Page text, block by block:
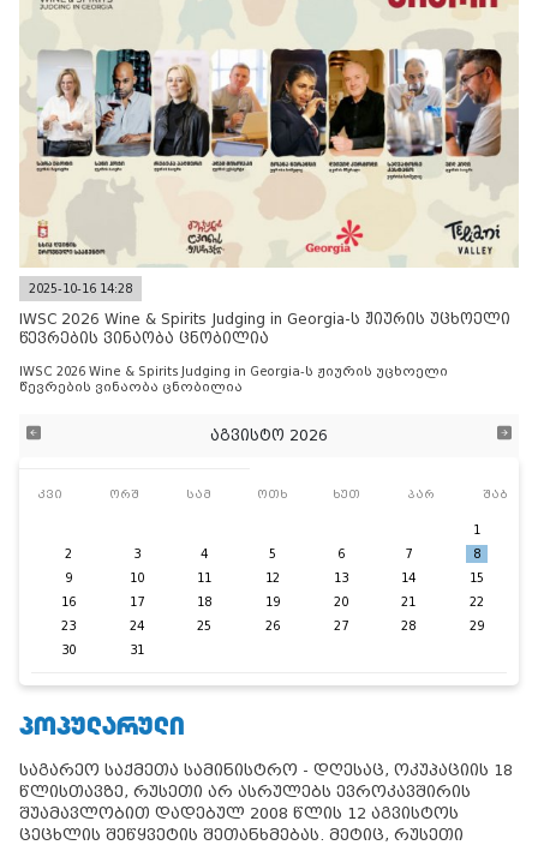
2025-10-16 14:28
IWSC 2026 Wine & Spirits Judging in Georgia-ს ჟიურის უცხოელი
წევრების ვინაობა ცნობილია
IWSC 2026 Wine & Spirits Judging in Georgia-ს ჟიურის უცხოელი
წევრების ვინაობა ცნობილია
აგვისტო 2026
კვი ორშ სამ ოთხ ხუთ პარ შაბ
1
2
3 4 5 6 7
8
9
10 11 12 13 14
15
16
17 18 19 20 21
22
23
24 25 26 27 28
29
30
31
ᲞᲝᲞᲣᲚᲐᲠᲣᲚᲘ
საგარეო საქმეთა სამინისტრო - დღესაც, ოკუპაციის 18
წლისთავზე, რუსეთი არ ასრულებს ევროკავშირის
შუამავლობით დადებულ 2008 წლის 12 აგვისტოს
ცეცხლის შეწყვეტის შეთანხმებას. მეტიც, რუსეთი